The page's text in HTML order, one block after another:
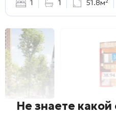
1 1 51.8м²
Не знаете